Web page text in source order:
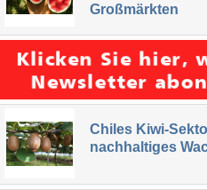
Großmärkten
Chiles Kiwi-
nachhaltiges